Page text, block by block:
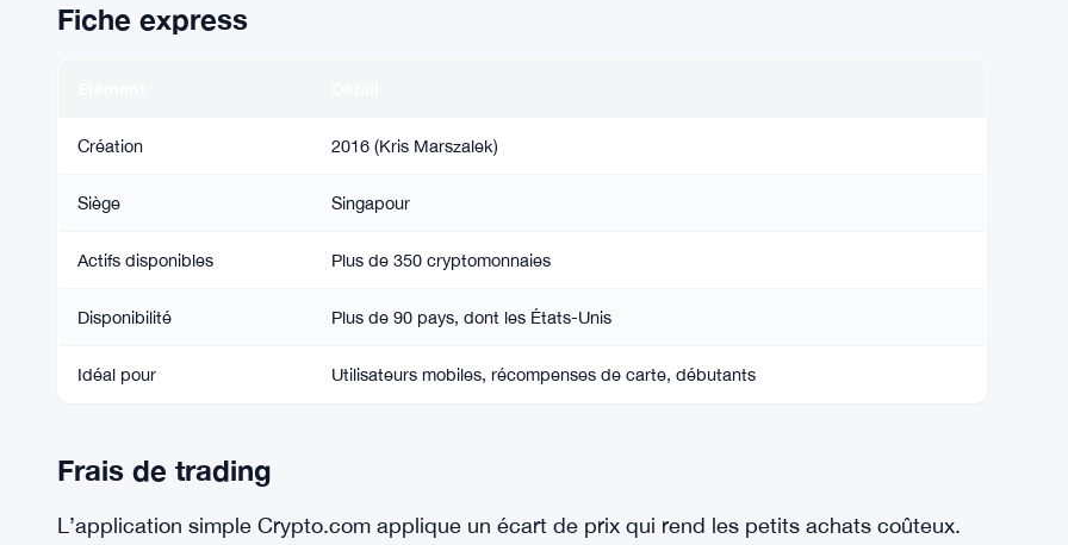
Fiche express
Création 2016 (Kris Marszalek)
Siège Singapour
Actifs disponibles Plus de 350 cryptomonnaies
Disponibilité Plus de 90 pays, dont les États-Unis
Idéal pour Utilisateurs mobiles, récompenses de carte, débutants
Frais de trading
L’application simple Crypto.com applique un écart de prix qui rend les petits achats coûteux.